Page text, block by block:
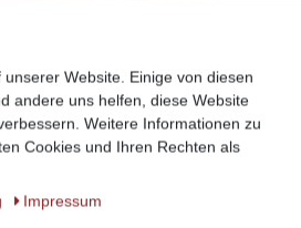
Website. Einige von diesen
andere uns helfen, diese Website
Weitere Informationen zu
Cookies und Ihren Rechten als
Impressum